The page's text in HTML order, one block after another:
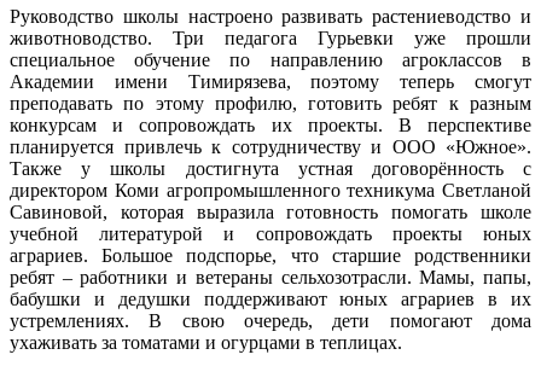
Руководство школы настроено развивать растениеводство и
животноводство. Три педагога Гурьевки уже прошли
специальное обучение по направлению агроклассов в
Академии имени Тимирязева, поэтому теперь смогут
преподавать по этому профилю, готовить ребят к разным
конкурсам и сопровождать их проекты. В перспективе
планируется привлечь к сотрудничеству и ООО «Южное».
Также у школы достигнута устная договорённость с
директором Коми агропромышленного техникума Светланой
Савиновой, которая выразила готовность помогать школе
учебной литературой и сопровождать проекты юных
аграриев. Большое подспорье, что старшие родственники
ребят – работники и ветераны сельхозотрасли. Мамы, папы,
бабушки и дедушки поддерживают юных аграриев в их
устремлениях. В свою очередь, дети помогают дома
ухаживать за томатами и огурцами в теплицах.